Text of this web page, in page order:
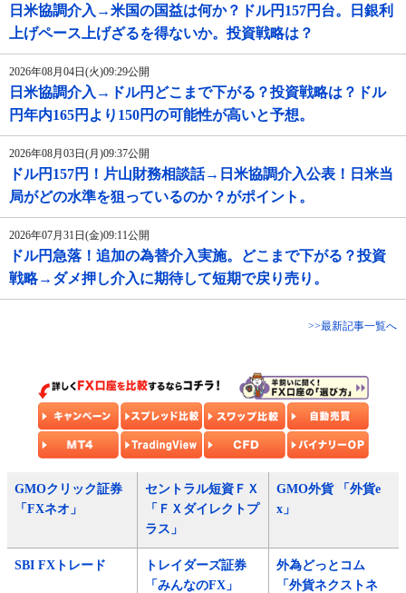
日米協調介入→米国の国益は何か？ドル円157円台。日銀利
上げペース上げざるを得ないか。投資戦略は？
2026年08月04日(火)09:29公開
日米協調介入→ドル円どこまで下がる？投資戦略は？ドル
円年内165円より150円の可能性が高いと予想。
2026年08月03日(月)09:37公開
ドル円157円！片山財務相談話→日米協調介入公表！日米当
局がどの水準を狙っているのか？がポイント。
2026年07月31日(金)09:11公開
ドル円急落！追加の為替介入実施。どこまで下がる？投資
戦略→ダメ押し介入に期待して短期で戻り売り。
>>最新記事一覧へ
GMOクリック証券
「FXネオ」
セントラル短資ＦＸ
「ＦＸダイレクトプ
ラス」
GMO外貨 「外貨e
x」
SBI FXトレード
トレイダーズ証券
「みんなのFX」
外為どっとコム
「外貨ネクストネ